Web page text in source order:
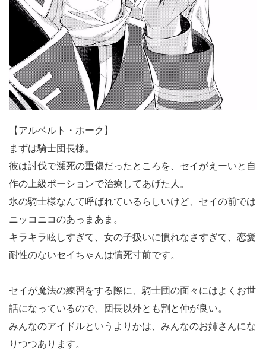
【アルベルト・ホーク】
まずは騎士団長様。
彼は討伐で瀕死の重傷だったところを、セイがえーいと自
作の上級ポーションで治療してあげた人。
氷の騎士様なんて呼ばれているらしいけど、セイの前では
ニッコニコのあっまあま。
キラキラ眩しすぎて、女の子扱いに慣れなさすぎて、恋愛
耐性のないセイちゃんは憤死寸前です。
セイが魔法の練習をする際に、騎士団の面々にはよくお世
話になっているので、団長以外とも割と仲が良い。
みんなのアイドルというよりかは、みんなのお姉さんにな
りつつあります。